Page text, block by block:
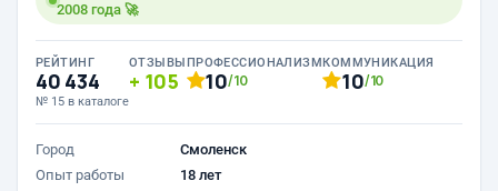
2008 года 🚀
РЕЙТИНГ
40 434
№ 15 в каталоге
ОТЗЫВЫ
105
ПРОФЕССИОНАЛИЗМ
10/10
КОММУНИКАЦИЯ
10/10
Город
Смоленск
Опыт работы
18 лет